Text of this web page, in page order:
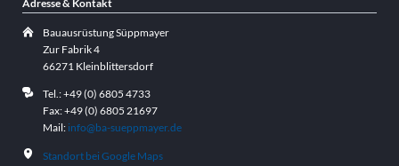
Adresse & Kontakt
Bauausrüstung Süppmayer
Zur Fabrik 4
66271 Kleinblittersdorf
Tel.: +49 (0) 6805 4733
Fax: +49 (0) 6805 21697
Mail: info@ba-sueppmayer.de
Standort bei Google Maps